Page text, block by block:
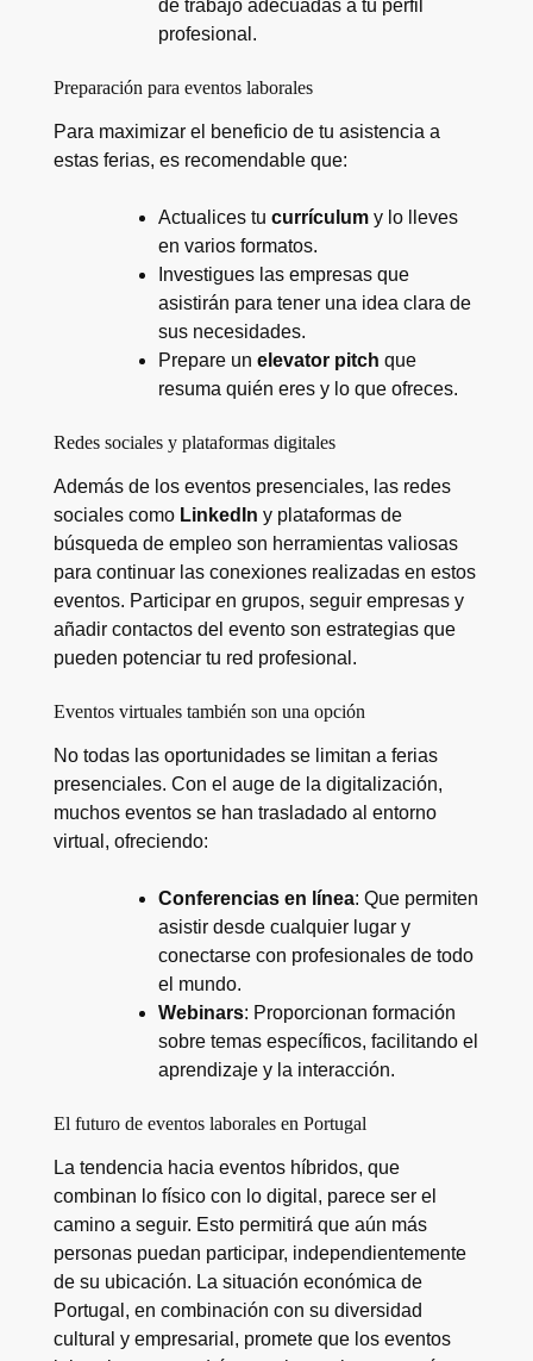
de trabajo adecuadas a tu perfil
profesional.
Preparación para eventos laborales
Para maximizar el beneficio de tu asistencia a
estas ferias, es recomendable que:
Actualices tu currículumy lo lleves
en varios formatos.
Investigues las empresas que
asistirán para tener una idea clara de
sus necesidades.
Prepare un elevator pitch que
resuma quién eres y lo que ofreces.
Redes sociales y plataformas digitales
Además de los eventos presenciales, las redes
sociales como LinkedIn y plataformas de
búsqueda de empleo son herramientas valiosas
para continuar las conexiones realizadas en estos
eventos. Participar en grupos, seguir empresas y
añadir contactos del evento son estrategias que
pueden potenciar tu red profesional.
Eventos virtuales también son una opción
No todas las oportunidades se limitan a ferias
presenciales. Con el auge de la digitalización,
muchos eventos se han trasladado al entorno
virtual, ofreciendo:
Conferencias en línea: Que permiten
asistir desde cualquier lugar y
conectarse con profesionales de todo
el mundo.
Webinars: Proporcionan formación
sobre temas específicos, facilitando el
aprendizaje y la interacción.
El futuro de eventos laborales en Portugal
La tendencia hacia eventos híbridos, que
combinan lo físico con lo digital, parece ser el
camino a seguir. Esto permitirá que aún más
personas puedan participar, independientemente
de su ubicación. La situación económica de
Portugal, en combinación con su diversidad
cultural y empresarial, promete que los eventos